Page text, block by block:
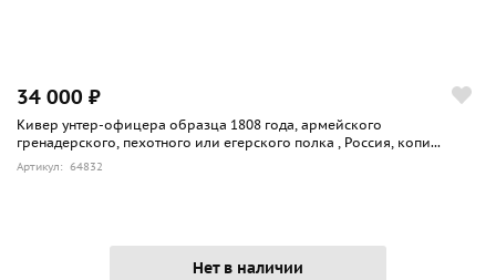
34 000 ₽
Кивер унтер-офицера образца 1808 года, армейского
гренадерского, пехотного или егерского полка , Россия, копи...
Артикул: 64832
Нет в наличии